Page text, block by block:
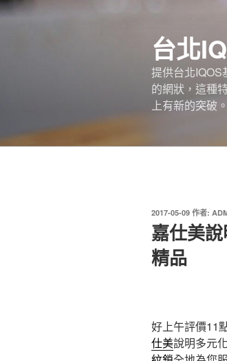
跳
台北
提供台北
的網狀，這種
上有新的突破。
發
佈
於
2017-05-09 作者:
嘉仕美
精品
好上午評價11
仕美說明多元